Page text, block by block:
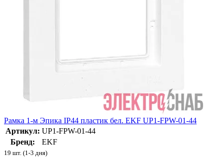
Рамка 1-м Эпика IP44 пластик бел. EKF UP1-FPW-01-44
Артикул: UP1-FPW-01-44
Бренд:
EKF
19 шт. (1-3 дня)